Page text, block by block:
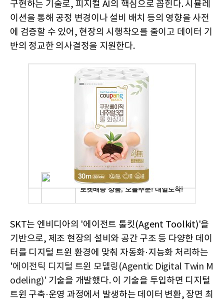
구현하는 기술로, 피지컬 AI의 핵심으로 꼽힌다. 시뮬레
이션을 통해 공정 변경이나 설비 배치 등의 영향을 사전
에 검증할 수 있어, 현장의 시행착오를 줄이고 데이터 기
반의 정교한 의사결정을 지원한다.
SKT는 엔비디아의 '에이전트 툴킷(Agent Toolkit)'을
기반으로, 제조 현장의 설비와 공간 구조 등 다양한 데이
터를 디지털 트윈 환경에 맞춰 자동화·지능화 처리하는
'에이전틱 디지털 트윈 모델링(Agentic Digital Twin M
odeling)' 기술을 개발했다. 이 기술을 투입하면 디지털
트윈 구축·운영 과정에서 발생하는 데이터 변환, 장면 최